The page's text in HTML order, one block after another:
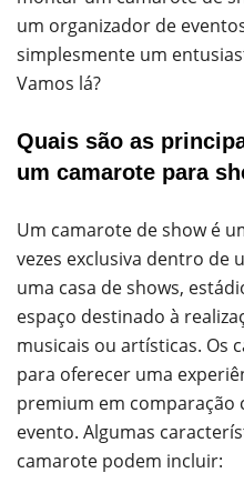
um organizador de
simplesmente um
Vamos lá?
Quais são as
um camarote para
Um camarote de show é
vezes exclusiva dentro de
uma casa de shows,
espaço destinado à
musicais ou artísticas. Os
para oferecer uma
premium em comparação
evento. Algumas
camarote podem incluir: